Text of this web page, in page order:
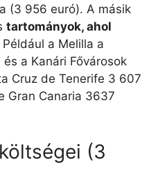
(3 956 euró). A másik
tartományok, ahol
a Melilla a
a Kanári Fővárosok
Cruz de Tenerife 3 607
Gran Canaria 3637
(3